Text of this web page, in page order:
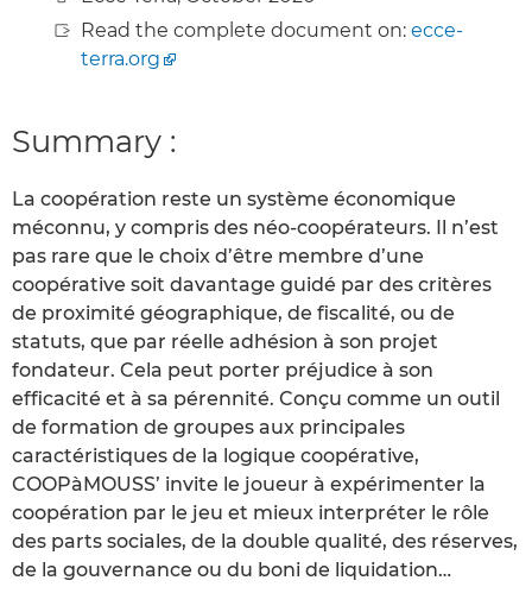
Read the complete document on: ecce-
terra.org
Summary :
La coopération reste un système économique
méconnu, y compris des néo-coopérateurs. Il n’est
pas rare que le choix d’être membre d’une
coopérative soit davantage guidé par des critères
de proximité géographique, de fiscalité, ou de
statuts, que par réelle adhésion à son projet
fondateur. Cela peut porter préjudice à son
efficacité et à sa pérennité. Conçu comme un outil
de formation de groupes aux principales
caractéristiques de la logique coopérative,
COOPàMOUSS’ invite le joueur à expérimenter la
coopération par le jeu et mieux interpréter le rôle
des parts sociales, de la double qualité, des réserves,
de la gouvernance ou du boni de liquidation…